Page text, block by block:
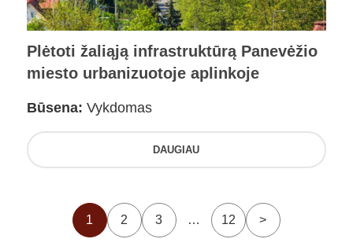
Plėtoti žaliąją infrastruktūrą Panevėžio
miesto urbanizuotoje aplinkoje
Būsena: Vykdomas
DAUGIAU
1 2 3 … 12 >